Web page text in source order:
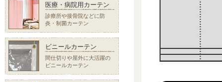
医療・病院用カーテン
診療所や接骨院などに防
炎・制菌カーテン
ビニールカーテン
間仕切りや屋外に大活躍の
ビニールカーテン